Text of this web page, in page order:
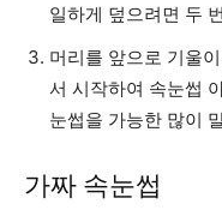
일하게 덮으려면 두
머리를 앞으로 기울
서 시작하여 속눈썹
눈썹을 가능한 많이
가짜 속눈썹